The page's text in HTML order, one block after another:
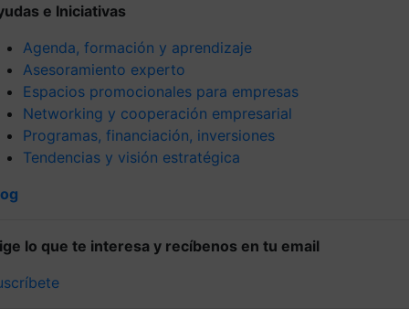
e Iniciativas
Agenda, formación y aprendizaje
Asesoramiento experto
Espacios promocionales para empresas
Networking y cooperación empresarial
Programas, financiación, inversiones
Tendencias y visión estratégica
lo que te interesa y recíbenos en tu email